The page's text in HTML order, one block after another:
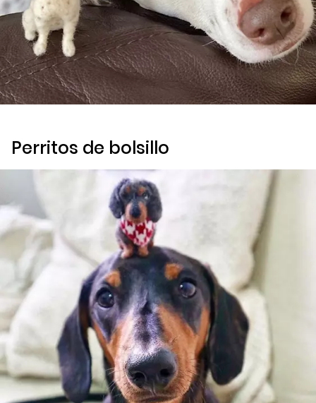
Perritos de bolsillo